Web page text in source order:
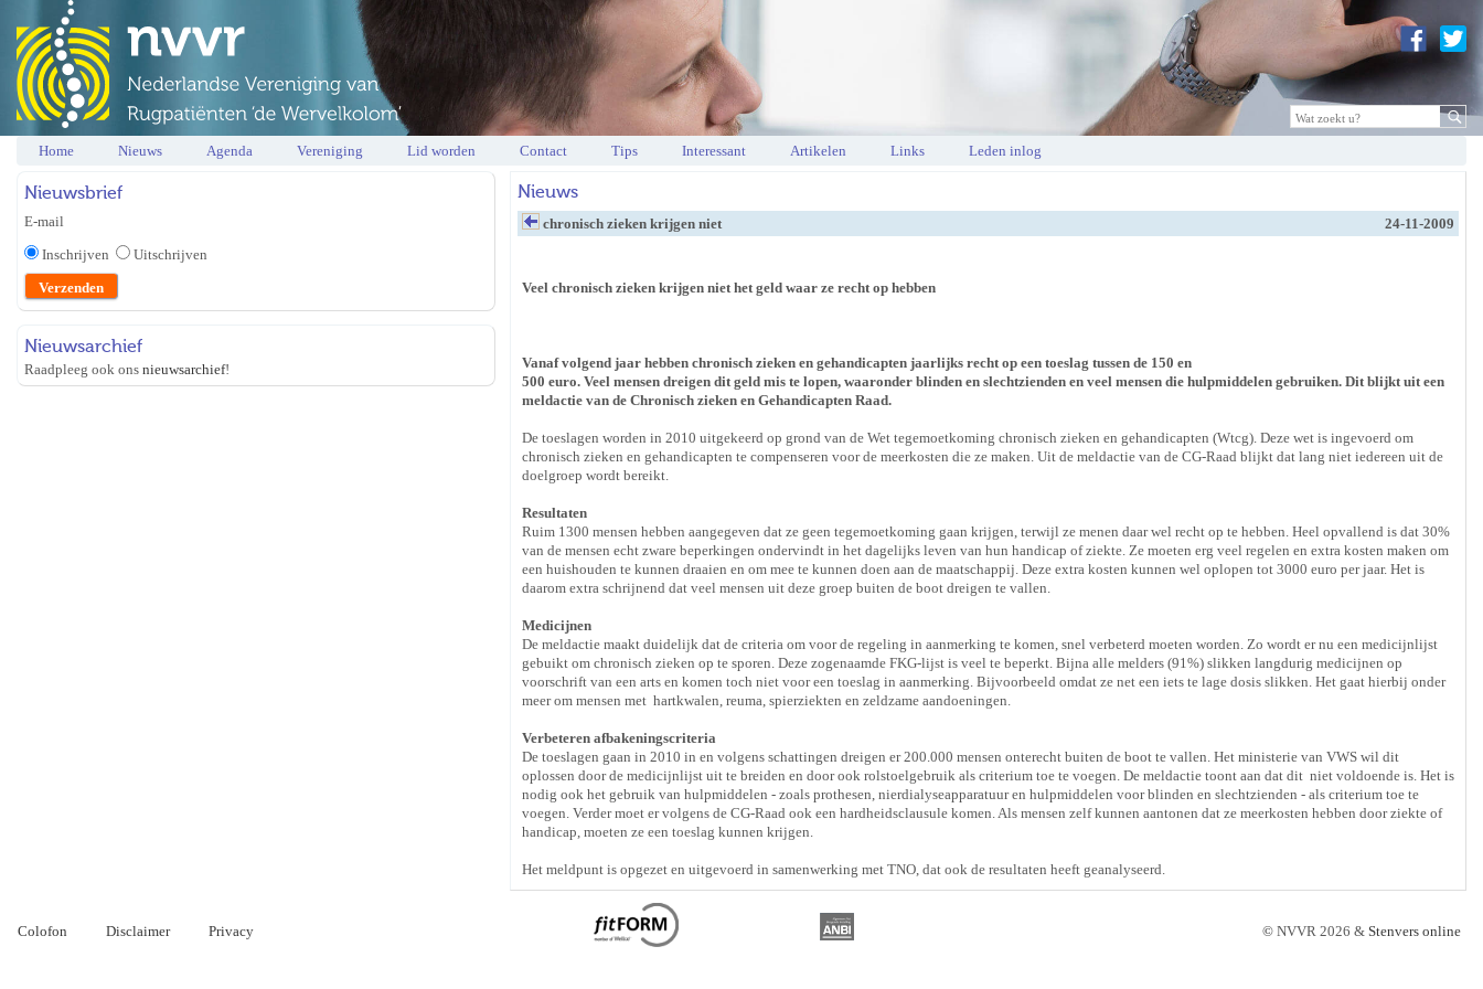
Home Nieuws Agenda Vereniging Lid worden Contact Tips Interessant Artikelen Links Leden inlog
Nieuws
chronisch zieken krijgen niet 24-11-2009
Veel chronisch zieken krijgen niet het geld waar ze recht op hebben
Vanaf volgend jaar hebben chronisch zieken en gehandicapten jaarlijks recht op een toeslag tussen de 150 en
500 euro. Veel mensen dreigen dit geld mis te lopen, waaronder blinden en slechtzienden en veel mensen die hulpmiddelen gebruiken. Dit blijkt uit een
meldactie van de Chronisch zieken en Gehandicapten Raad.
De toeslagen worden in 2010 uitgekeerd op grond van de Wet tegemoetkoming chronisch zieken en gehandicapten (Wtcg). Deze wet is ingevoerd om
chronisch zieken en gehandicapten te compenseren voor de meerkosten die ze maken. Uit de meldactie van de CG-Raad blijkt dat lang niet iedereen uit de
doelgroep wordt bereikt.
Resultaten
Ruim 1300 mensen hebben aangegeven dat ze geen tegemoetkoming gaan krijgen, terwijl ze menen daar wel recht op te hebben. Heel opvallend is dat 30%
van de mensen echt zware beperkingen ondervindt in het dagelijks leven van hun handicap of ziekte. Ze moeten erg veel regelen en extra kosten maken om
een huishouden te kunnen draaien en om mee te kunnen doen aan de maatschappij. Deze extra kosten kunnen wel oplopen tot 3000 euro per jaar. Het is
daarom extra schrijnend dat veel mensen uit deze groep buiten de boot dreigen te vallen.
Medicijnen
De meldactie maakt duidelijk dat de criteria om voor de regeling in aanmerking te komen, snel verbeterd moeten worden. Zo wordt er nu een medicijnlijst
gebuikt om chronisch zieken op te sporen. Deze zogenaamde FKG-lijst is veel te beperkt. Bijna alle melders (91%) slikken langdurig medicijnen op
voorschrift van een arts en komen toch niet voor een toeslag in aanmerking. Bijvoorbeeld omdat ze net een iets te lage dosis slikken. Het gaat hierbij onder
meer om mensen met hartkwalen, reuma, spierziekten en zeldzame aandoeningen.
Verbeteren afbakeningscriteria
De toeslagen gaan in 2010 in en volgens schattingen dreigen er 200.000 mensen onterecht buiten de boot te vallen. Het ministerie van VWS wil dit
oplossen door de medicijnlijst uit te breiden en door ook rolstoelgebruik als criterium toe te voegen. De meldactie toont aan dat dit niet voldoende is. Het is
nodig ook het gebruik van hulpmiddelen - zoals prothesen, nierdialyseapparatuur en hulpmiddelen voor blinden en slechtzienden - als criterium toe te
voegen. Verder moet er volgens de CG-Raad ook een hardheidsclausule komen. Als mensen zelf kunnen aantonen dat ze meerkosten hebben door ziekte of
handicap, moeten ze een toeslag kunnen krijgen.
Het meldpunt is opgezet en uitgevoerd in samenwerking met TNO, dat ook de resultaten heeft geanalyseerd.
Nieuwsbrief
E-mail
Inschrijven
Uitschrijven
Nieuwsarchief
Raadpleeg ook ons nieuwsarchief!
© NVVR 2026 & Stenvers online
Colofon Disclaimer Privacy